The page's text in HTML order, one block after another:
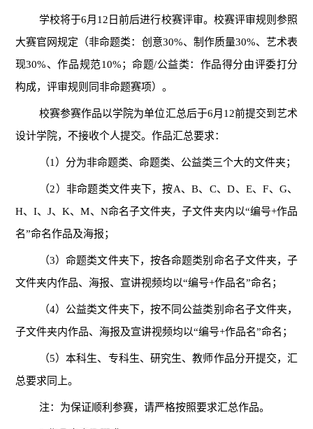
学校将于6月12日前后进行校赛评审。校赛评审规则参照
大赛官网规定（非命题类：创意30%、制作质量30%、艺术表
现30%、作品规范10%；命题/公益类：作品得分由评委打分
构成，评审规则同非命题赛项）。
校赛参赛作品以学院为单位汇总后于6月12前提交到艺术
设计学院，不接收个人提交。作品汇总要求：
（1）分为非命题类、命题类、公益类三个大的文件夹；
（2）非命题类文件夹下，按A、B、C、D、E、F、G、
H、I、J、K、M、N命名子文件夹，子文件夹内以“编号+作品
名”命名作品及海报；
（3）命题类文件夹下，按各命题类别命名子文件夹，子
文件夹内作品、海报、宣讲视频均以“编号+作品名”命名；
（4）公益类文件夹下，按不同公益类别命名子文件夹，
子文件夹内作品、海报及宣讲视频均以“编号+作品名”命名；
（5）本科生、专科生、研究生、教师作品分开提交，汇
总要求同上。
注：为保证顺利参赛，请严格按照要求汇总作品。